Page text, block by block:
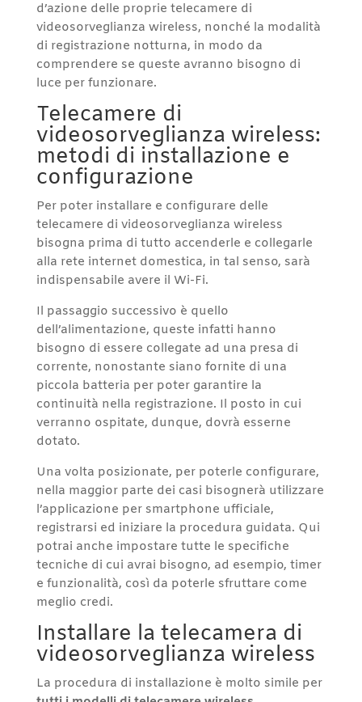
d’azione delle proprie telecamere di
videosorveglianza wireless, nonché la modalità
di registrazione notturna, in modo da
comprendere se queste avranno bisogno di
luce per funzionare.
Telecamere di
videosorveglianza wireless:
metodi di installazione e
configurazione
Per poter installare e configurare delle
telecamere di videosorveglianza wireless
bisogna prima di tutto accenderle e collegarle
alla rete internet domestica, in tal senso, sarà
indispensabile avere il Wi-Fi.
Il passaggio successivo è quello
dell’alimentazione, queste infatti hanno
bisogno di essere collegate ad una presa di
corrente, nonostante siano fornite di una
piccola batteria per poter garantire la
continuità nella registrazione. Il posto in cui
verranno ospitate, dunque, dovrà esserne
dotato.
Una volta posizionate, per poterle configurare,
nella maggior parte dei casi bisognerà utilizzare
l’applicazione per smartphone ufficiale,
registrarsi ed iniziare la procedura guidata. Qui
potrai anche impostare tutte le specifiche
tecniche di cui avrai bisogno, ad esempio, timer
e funzionalità, così da poterle sfruttare come
meglio credi.
Installare la telecamera di
videosorveglianza wireless
La procedura di installazione è molto simile per